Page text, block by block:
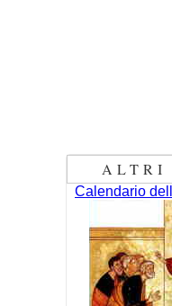
ALTRI
Calendario